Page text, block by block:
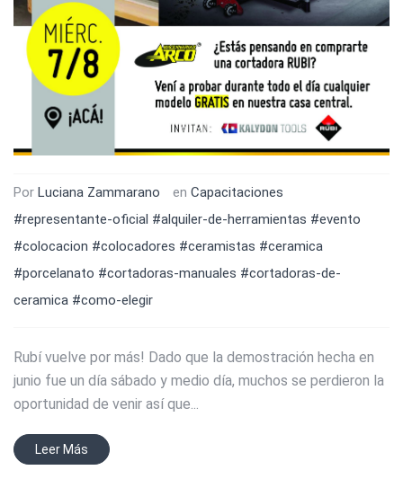
Por Luciana Zammarano en Capacitaciones
#representante-oficial #alquiler-de-herramientas #evento
#colocacion #colocadores #ceramistas #ceramica
#porcelanato #cortadoras-manuales #cortadoras-de-
ceramica #como-elegir
Rubí vuelve por más! Dado que la demostración hecha en
junio fue un día sábado y medio día, muchos se perdieron la
oportunidad de venir así que...
Leer Más